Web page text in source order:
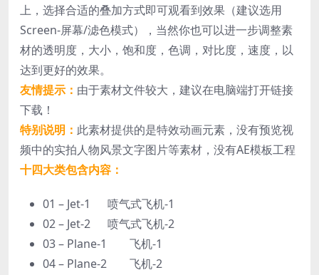
上，选择合适的叠加方式即可观看到效果（建议选用
Screen-屏幕/滤色模式），当然你也可以进一步调整素
材的透明度，大小，饱和度，色调，对比度，速度，以
达到更好的效果。
友情提示： 由于素材文件较大，建议在电脑端打开链接
下载！
特别说明： 此素材提供的是特效动画元素，没有预览视
频中的实拍人物风景文字图片等素材，没有AE模板工程
十四大类包含内容：
01 – Jet-1 喷气式飞机-1
02 – Jet-2 喷气式飞机-2
03 – Plane-1 飞机-1
04 – Plane-2 飞机-2